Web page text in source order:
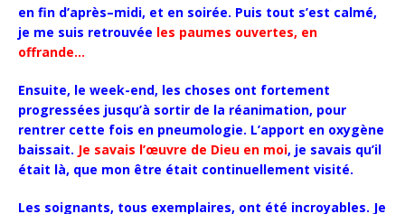
en fin d’après–midi, et en soirée. Puis tout s’est calmé,
je me suis retrouvée les paumes ouvertes, en
offrande…
Ensuite, le week-end, les choses ont fortement
progressées jusqu’à sortir de la réanimation, pour
rentrer cette fois en pneumologie. L’apport en oxygène
baissait. Je savais l’œuvre de Dieu en moi, je savais qu’il
était là, que mon être était continuellement visité.
Les soignants, tous exemplaires, ont été incroyables. Je